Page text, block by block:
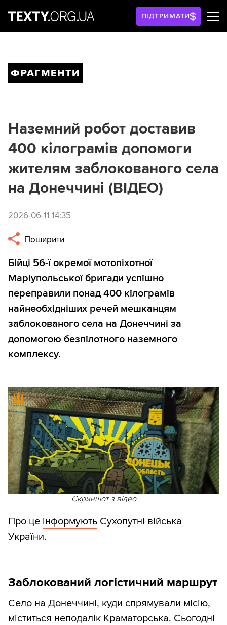
ПІДТРИМАТИ
ФРАГМЕНТИ
Наземний робот доставив
400 кілограмів допомоги
жителям заблокованого села
на Донеччині (ВІДЕО)
2026-06-11 14:35
Поширити
Бійці 56-ї окремої мотопіхотної
Маріупольської бригади успішно
переправили понад 400 кілограмів
найнеобхідніших речей мешканцям
заблокованого села на Донеччині за
допомогою безпілотного наземного
комплексу.
Скриншот з відео
Про це інформують Сухопутні війська
України.
Заблокований логістичний маршрут
Село на Донеччині, куди спрямували місію,
міститься неподалік Краматорська. Сьогодні